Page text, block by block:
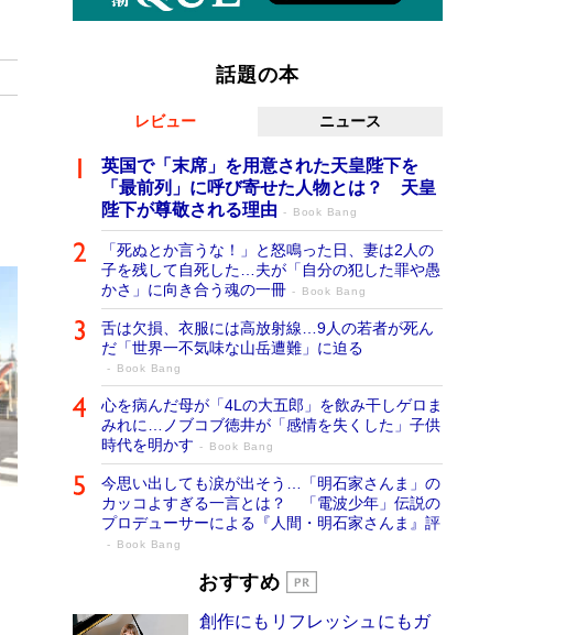
話題の本
レビュー ニュース
英国で「末席」を用意された天皇陛下を
「最前列」に呼び寄せた人物とは？ 天皇
陛下が尊敬される理由
Book Bang
「死ぬとか言うな！」と怒鳴った日、妻は2人の
子を残して自死した…夫が「自分の犯した罪や愚
かさ」に向き合う魂の一冊
Book Bang
舌は欠損、衣服には高放射線…9人の若者が死ん
だ「世界一不気味な山岳遭難」に迫る
Book Bang
心を病んだ母が「4Lの大五郎」を飲み干しゲロま
みれに…ノブコブ徳井が「感情を失くした」子供
時代を明かす
Book Bang
今思い出しても涙が出そう…「明石家さんま」の
カッコよすぎる一言とは？ 「電波少年」伝説の
プロデューサーによる『人間・明石家さんま』評
Book Bang
「宇宙兄弟」最終46巻がベストセラー1
物語に幕 特装版には「宇宙で描かれたマ
おすすめ
創作にもリフレッシュにもガ